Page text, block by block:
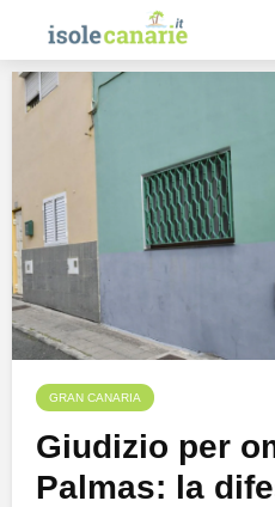
GRAN CANARIA
Giudizio per
Palmas: la